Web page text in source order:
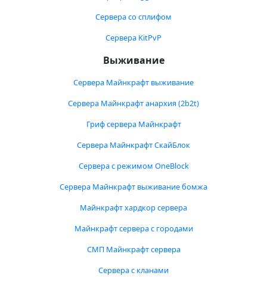
Сервера со сплифом
Сервера KitPvP
Выживание
Сервера Майнкрафт выживание
Сервера Майнкрафт анархия (2b2t)
Гриф сервера Майнкрафт
Сервера Майнкрафт СкайБлок
Сервера с режимом OneBlock
Сервера Майнкрафт выживание бомжа
Майнкрафт хардкор сервера
Майнкрафт сервера с городами
СМП Майнкрафт сервера
Сервера с кланами